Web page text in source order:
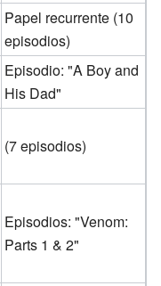
Papel recurrente (10
episodios)
Episodio: "A Boy and
His Dad"
(7 episodios)
Episodios: "Venom:
Parts 1 & 2"